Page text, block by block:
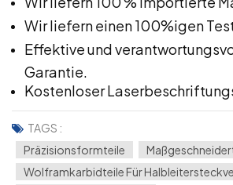
Wir liefern einen 100%igen
Effektive und
Garantie.
Kostenloser
TAGS :
Präzisionsformteile
Wolframkarbidteile Für